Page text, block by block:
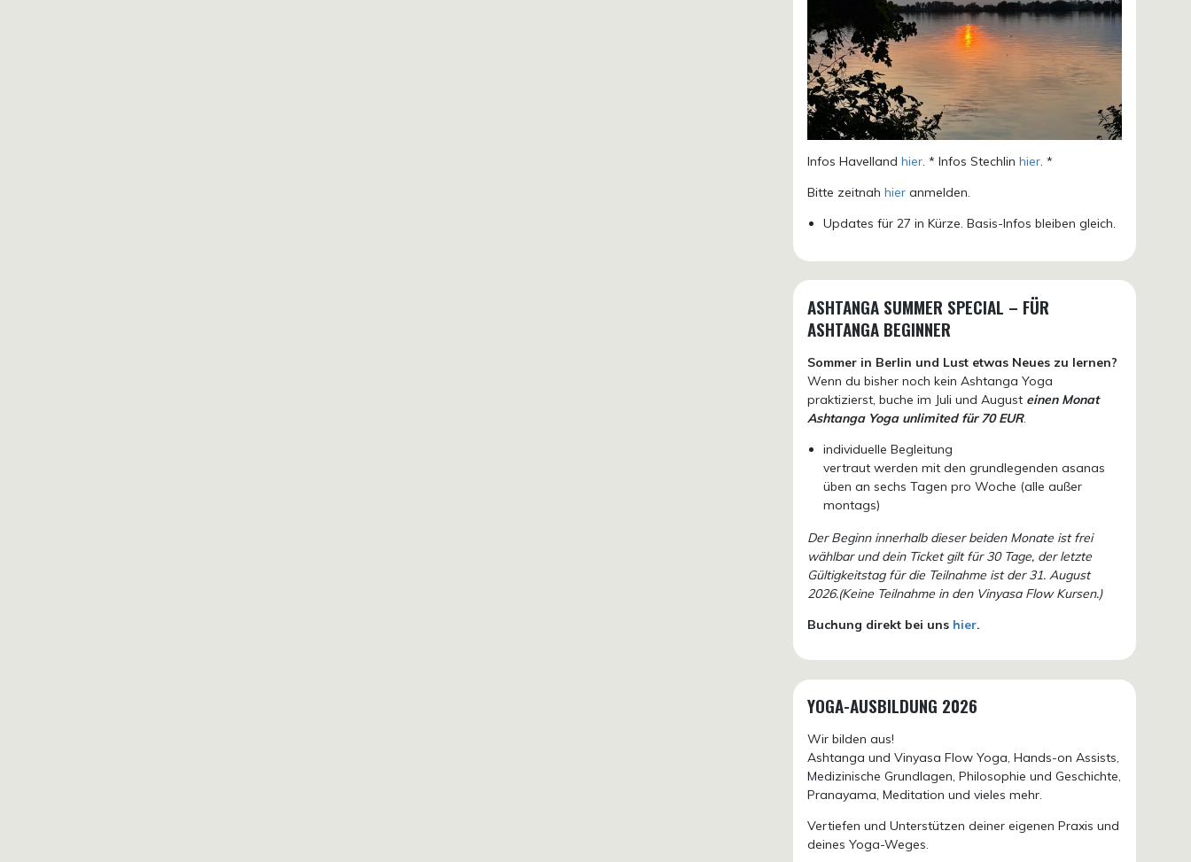
Infos Havellandhier. * Infos Stechlinhier. *
Bitte zeitnahhier anmelden.
Updates für 27 in Kürze. Basis-Infos bleiben gleich.
ASHTANGA SUMMER SPECIAL – FÜR
ASHTANGA BEGINNER
Sommer in Berlin und Lust etwas Neues zu lernen?
Wenn du bisher noch kein Ashtanga Yoga
praktizierst, buche im Juli und August einen Monat
Ashtanga Yoga unlimited für 70 EUR.
individuelle Begleitung
vertraut werden mit den grundlegenden asanas
üben an sechs Tagen pro Woche (alle außer
montags)
Der Beginn innerhalb dieser beiden Monate ist frei
wählbar und dein Ticket gilt für 30 Tage, der letzte
Gültigkeitstag für die Teilnahme ist der 31. August
2026.(Keine Teilnahme in den Vinyasa Flow Kursen.)
Buchung direkt bei uns hier.
YOGA-AUSBILDUNG 2026
Wir bilden aus!
Ashtanga und Vinyasa Flow Yoga, Hands-on Assists,
Medizinische Grundlagen, Philosophie und Geschichte,
Pranayama, Meditation und vieles mehr.
Vertiefen und Unterstützen deiner eigenen Praxis und
deines Yoga-Weges.